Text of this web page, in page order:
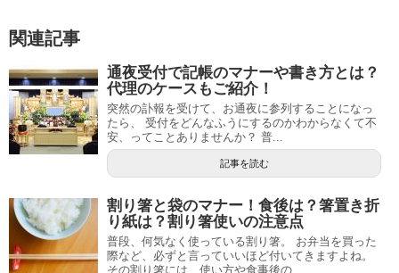
関連記事
通夜受付で記帳のマナーや書き方とは？
代理のケースもご紹介！
突然の訃報を受けて、お通夜に参列することになっ
たら、 受付をどんなふうにするのかわからなくて不
安、ってことありませんか？ 普...
記事を読む
割り箸と袋のマナー！食後は？箸置き折
り紙は？割り箸使いの注意点
普段、何気なく使っている割り箸。 お弁当を買った
際など、必ずと言っていいほど付いてきますよね。
その割り箸には、使い方や食事後の...